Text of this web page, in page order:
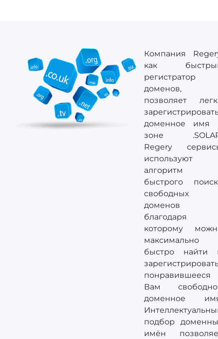
Компания
как
регистратор
доменов,
позволяет
доменное имя
зоне
Regery
используют
алгоритм
быстрого
свободных
доменов
благодаря
которому
максимально
быстро найти
понравившееся
Вам
доменное
подбор
имён